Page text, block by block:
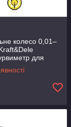
колесо 0,01–
для
робіт